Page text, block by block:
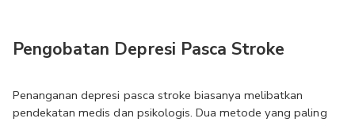
Pengobatan Depresi Pasca Stroke
Penanganan depresi pasca stroke biasanya melibatkan
pendekatan medis dan psikologis. Dua metode yang paling